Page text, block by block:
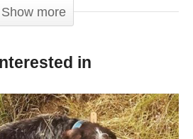
δευτερόλεπτα,
προηγούμενους χρόνους. Το
έχει ένα τετράποδο και να το
καλύτερο, από το να γιορτάζει
περιτριγυρισμένος από 100
Show more
in